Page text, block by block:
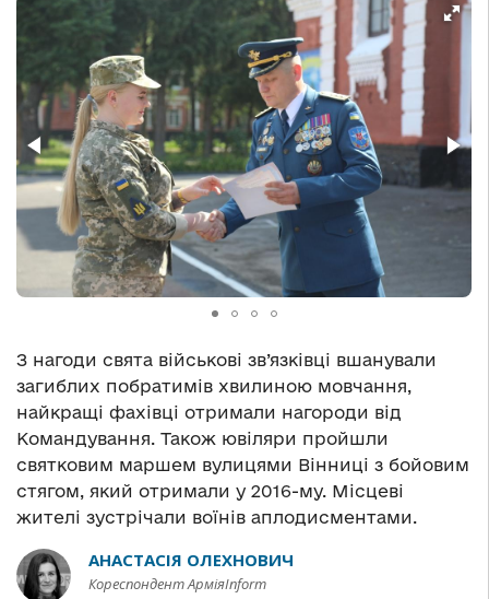
З нагоди свята військові зв’язківці вшанували
загиблих побратимів хвилиною мовчання,
найкращі фахівці отримали нагороди від
Командування. Також ювіляри пройшли
святковим маршем вулицями Вінниці з бойовим
стягом, який отримали у 2016-му. Місцеві
жителі зустрічали воїнів аплодисментами.
АНАСТАСІЯ ОЛЕХНОВИЧ
Кореспондент АрміяInform